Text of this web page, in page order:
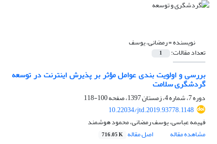
نویسنده =رمضانی، یوسف
تعداد مقالات: 1
بررسی و اولویت بندی عوامل مؤثر بر پذیرش اینترنت در توسعه
گردشگری سلامت
دوره 7، شماره 4، زمستان 1397، صفحه
100-118
10.22034/jtd.2019.93778.1148
فهیمه عباسی، یوسف رمضانی، محمود هوشمند
مشاهده مقاله
اصل مقاله 716.05 K